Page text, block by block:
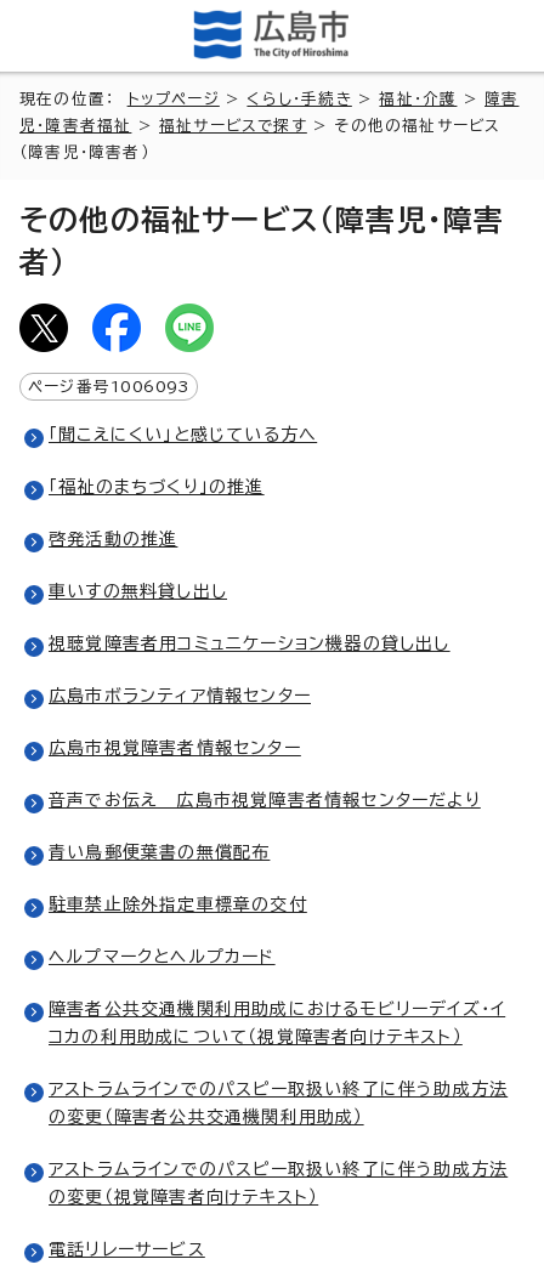
現在の位置： トップページ > くらし・手続き >福祉・介護 >
障害
児・障害者福祉
>福祉サービスで探す > その他の福祉サービス
（障害児・障害者）
その他の福祉サービス（障害児・障害
者）
ページ番号 1006093
「聞こえにくい」と感じている方へ
「福祉のまちづくり」の推進
啓発活動の推進
車いすの無料貸し出し
視聴覚障害者用コミュニケーション機器の貸し出し
広島市ボランティア情報センター
広島市視覚障害者情報センター
音声でお伝え 広島市視覚障害者情報センターだより
青い鳥郵便葉書の無償配布
駐車禁止除外指定車標章の交付
ヘルプマークとヘルプカード
障害者公共交通機関利用助成におけるモビリーデイズ・イ
コカの利用助成について（視覚障害者向けテキスト）
アストラムラインでのパスピー取扱い終了に伴う助成方法
の変更（障害者公共交通機関利用助成）
アストラムラインでのパスピー取扱い終了に伴う助成方法
の変更（視覚障害者向けテキスト）
電話リレーサービス